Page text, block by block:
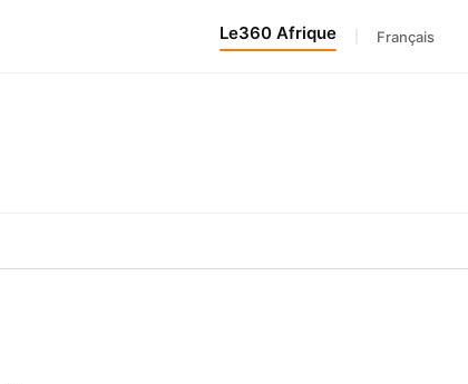
Le360 Afrique Français